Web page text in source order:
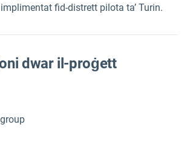
fid-distrett pilota ta’ Turin.
dwar il-proġett